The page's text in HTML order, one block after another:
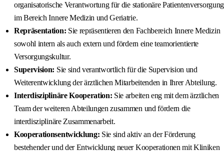
organisatorische Verantwortung für die stationäre Patientenversorgung
im Bereich Innere Medizin und Geriatrie.
Repräsentation: Sie repräsentieren den Fachbereich Innere Medizin
sowohl intern als auch extern und fördern eine teamorientierte
Versorgungskultur.
Supervision: Sie sind verantwortlich für die Supervision und
Weiterentwicklung der ärztlichen Mitarbeitenden in Ihrer Abteilung.
Interdisziplinäre Kooperation: Sie arbeiten eng mit dem ärztlichen
Team der weiteren Abteilungen zusammen und fördern die
interdisziplinäre Zusammenarbeit.
Kooperationsentwicklung: Sie sind aktiv an der Förderung
bestehender und der Entwicklung neuer Kooperationen mit Kliniken